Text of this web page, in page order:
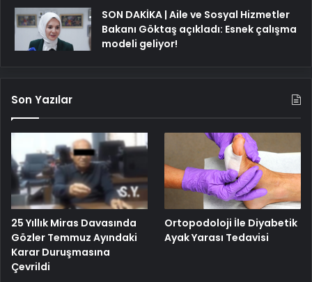
SON DAKİKA | Aile ve Sosyal Hizmetler
Bakanı Göktaş açıkladı: Esnek çalışma
modeli geliyor!
Son Yazılar
25 Yıllık Miras Davasında
Gözler Temmuz Ayındaki
Karar Duruşmasına
Çevrildi
Ortopodoloji İle Diyabetik
Ayak Yarası Tedavisi